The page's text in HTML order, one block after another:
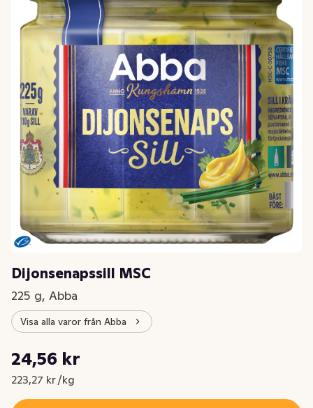
Dijonsenapssill MSC
225 g, Abba
Visa alla varor från Abba
Nuvarande pris är: 24,56 kr
24,56 kr
223,27 kr /kg
Styckpris: 223,27 kr /kg